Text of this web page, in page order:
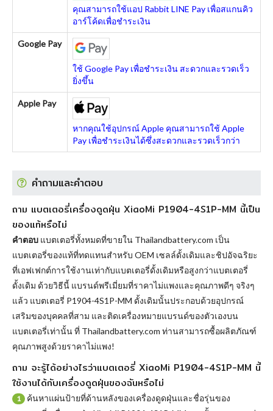
คุณสามารถใช้แอป Rabbit LINE Pay เพื่อสแกนคิว
อาร์โค้ดเพื่อชำระเงิน
Google Pay
ใช้ Google Pay เพื่อชำระเงิน สะดวกและรวดเร็ว
ยิ่งขึ้น
Apple Pay
หากคุณใช้อุปกรณ์ Apple คุณสามารถใช้ Apple
Pay เพื่อชำระเงินได้ซึ่งสะดวกและรวดเร็วกว่า
คำถามและคำตอบ
ถาม แบตเตอรี่เครื่องดูดฝุ่น XiaoMi P1904-4S1P-MM นี้เป็น
ของแท้หรือไม่
คำตอบ แบตเตอรี่ทั้งหมดที่ขายใน Thailandbattery.com เป็น
แบตเตอรี่ของแท้ที่ทดแทนสำหรับ OEM เซลล์ดั้งเดิมและชิปอัจฉริยะ
ที่เอฟเฟกต์การใช้งานเท่ากับแบตเตอรี่ดั้งเดิมหรือสูงกว่าแบตเตอรี่
ดั้งเดิม ด้วยวิธีนี้ แบรนด์พรีเมี่ยมที่ราคาไม่แพงและคุณภาพดีๆ จริงๆ
แล้ว แบตเตอรี่ P1904-4S1P-MM ดั้งเดิมนั้นประกอบด้วยอุปกรณ์
เสริมของบุคคลที่สาม และติดเครื่องหมายแบรนด์ของตัวเองบน
แบตเตอรี่เท่านั้น ที่ Thailandbattery.com ท่านสามารถซื้อผลิตภัณฑ์
คุณภาพสูงด้วยราคาไม่แพง!
ถาม จะรู้ได้อย่างไรว่าแบตเตอรี่ XiaoMi P1904-4S1P-MM นี้
ใช้งานได้กับเครื่องดูดฝุ่นของฉันหรือไม่
1
ค้นหาแผ่นป้ายที่ด้านหลังของเครื่องดูดฝุ่นและชื่อรุ่นของ